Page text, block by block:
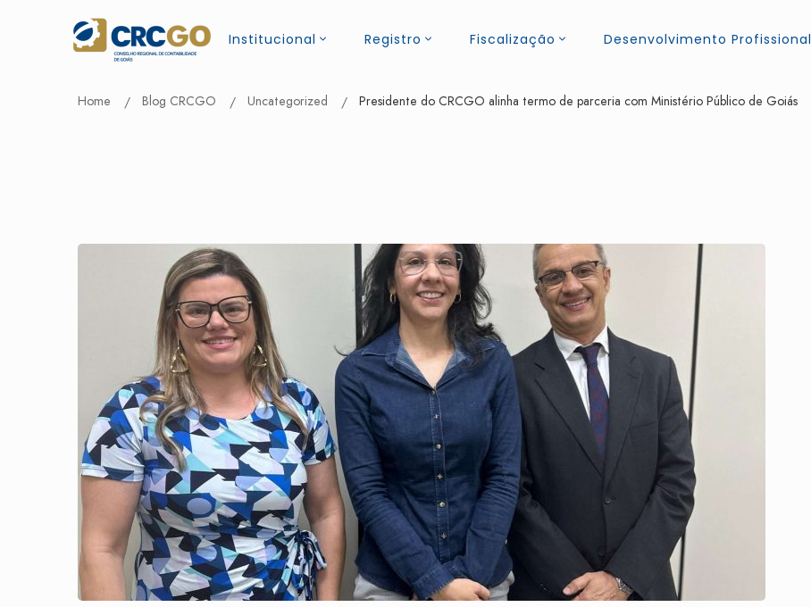
Institucional Registro Fiscalização Desenvolvimento Profissional
Home Blog CRCGO Uncategorized Presidente do CRCGO alinha termo de parceria com Ministério Público de Goiás